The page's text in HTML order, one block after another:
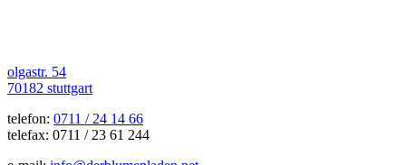
olgastr. 54
70182 stuttgart
telefon: 0711 / 24 14 66
telefax: 0711 / 23 61 244